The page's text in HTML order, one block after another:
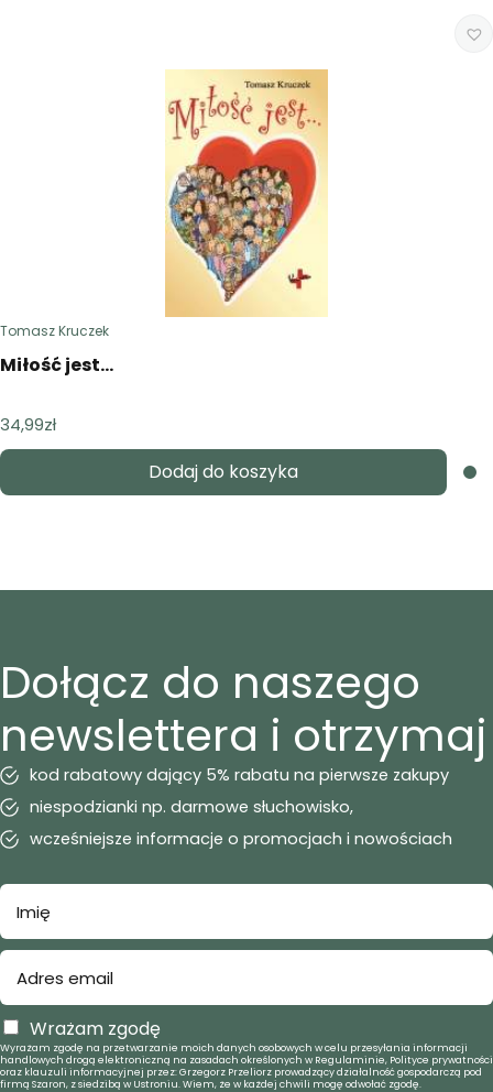
Tomasz Kruczek
Miłość jest…
34,99zł
Dodaj do koszyka
Dołącz do naszego
newslettera i otrzymaj
kod rabatowy dający 5% rabatu na pierwsze zakupy
niespodzianki np. darmowe słuchowisko,
wcześniejsze informacje o promocjach i nowościach
Wrażam zgodę
Wyrażam zgodę na przetwarzanie moich danych osobowych w celu przesyłania informacji
handlowych drogą elektroniczną na zasadach określonych w Regulaminie, Polityce prywatności
oraz klauzuli informacyjnej przez: Grzegorz Przeliorz prowadzący działalność gospodarczą pod
firmą Szaron, z siedzibą w Ustroniu. Wiem, że w każdej chwili mogę odwołać zgodę.